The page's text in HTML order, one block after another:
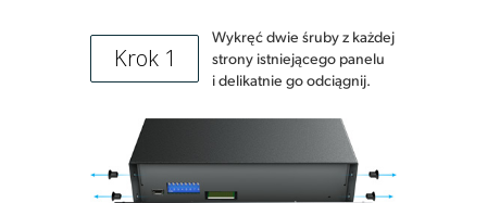
Krok 1
Wykręć dwie śruby z każdej
strony istniejącego panelu
i delikatnie go odciągnij.